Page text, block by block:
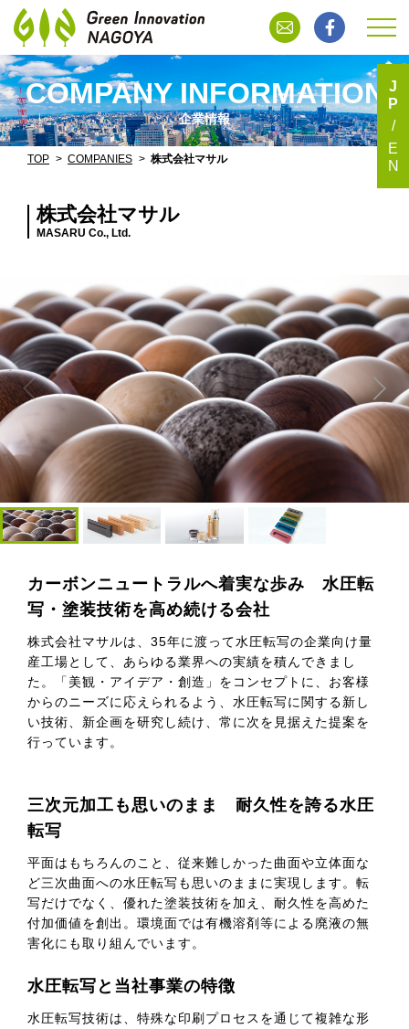
COMPANY INFORMATION
企業情報
TOP COMPANIES 株式会社マサル
株式会社マサル
MASARU Co., Ltd.
カーボンニュートラルへ着実な歩み 水圧転
写・塗装技術を高め続ける会社
株式会社マサルは、35年に渡って水圧転写の企業向け量
産工場として、あらゆる業界への実績を積んできまし
た。「美観・アイデア・創造」をコンセプトに、お客様
からのニーズに応えられるよう、水圧転写に関する新し
い技術、新企画を研究し続け、常に次を見据えた提案を
行っています。
三次元加工も思いのまま 耐久性を誇る水圧
転写
平面はもちろんのこと、従来難しかった曲面や立体面な
ど三次曲面への水圧転写も思いのままに実現します。転
写だけでなく、優れた塗装技術を加え、耐久性を高めた
付加価値を創出。環境面では有機溶剤等による廃液の無
害化にも取り組んでいます。
水圧転写と当社事業の特徴
水圧転写技術は、特殊な印刷プロセスを通じて複雑な形
J
P
E
N